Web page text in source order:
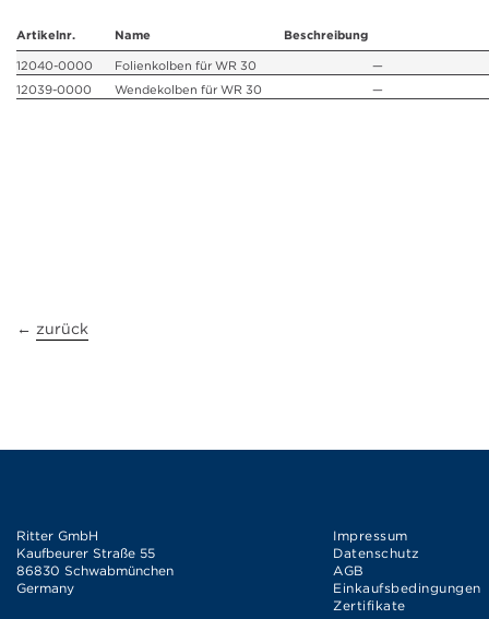
Artikelnr. Name
Beschreibung
12040-0000
Folienkolben für WR 30
—
12039-0000
Wendekolben für WR 30 —
← zurück
Ritter GmbH
Kaufbeurer Straße 55
86830 Schwabmünchen
Germany
Impressum
Datenschutz
AGB
Einkaufsbedingungen
Zertifikate